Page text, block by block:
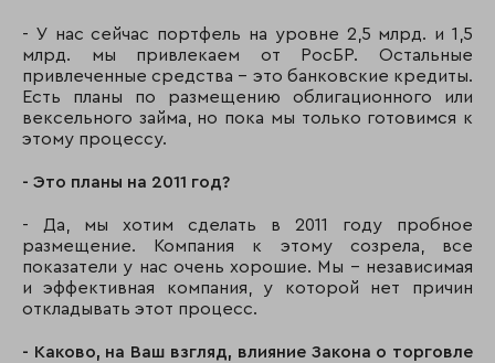
- У нас сейчас портфель на уровне 2,5 млрд. и 1,5
млрд. мы привлекаем от РосБР. Остальные
привлеченные средства – это банковские кредиты.
Есть планы по размещению облигационного или
вексельного займа, но пока мы только готовимся к
этому процессу.
- Это планы на 2011 год?
- Да, мы хотим сделать в 2011 году пробное
размещение. Компания к этому созрела, все
показатели у нас очень хорошие. Мы - независимая
и эффективная компания, у которой нет причин
откладывать этот процесс.
- Каково, на Ваш взгляд, влияние Закона о торговле